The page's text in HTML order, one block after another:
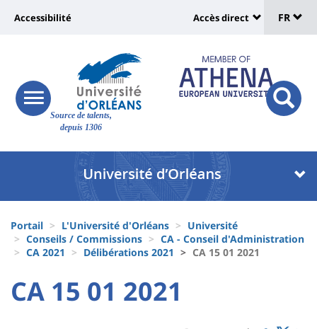
Site
Source de talents,
depuis 1306
Université
Recherche
responsive
menu
button
Université
vers
page
accessibilité
Accessibilité
:
Shortcut
links
Accès direct
de
FR
Université
Block
liste
des
composantes
d'Ariane
Portail L'Université d'Orléans
Université
Conseils / Commissions
CA - Conseil d'Administration
CA 2021
Délibérations 2021 CA 15 01 2021
University
University
Titre
CA 15 01 2021